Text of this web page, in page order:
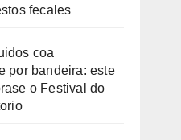
fecales
coa
por bandeira: este
o Festival do